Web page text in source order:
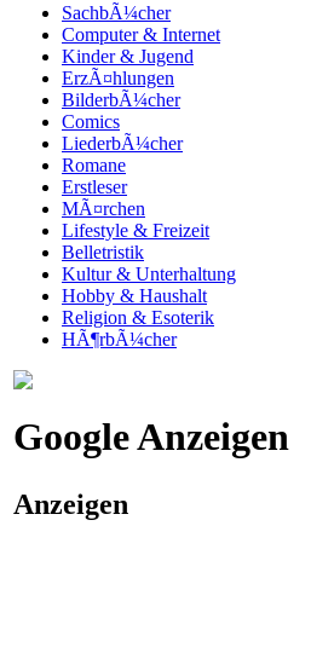
SachbÃ¼cher
Computer & Internet
Kinder & Jugend
ErzÃ¤hlungen
BilderbÃ¼cher
Comics
LiederbÃ¼cher
Romane
Erstleser
MÃ¤rchen
Lifestyle & Freizeit
Belletristik
Kultur & Unterhaltung
Hobby & Haushalt
Religion & Esoterik
HÃ¶rbÃ¼cher
Google Anzeigen
Anzeigen